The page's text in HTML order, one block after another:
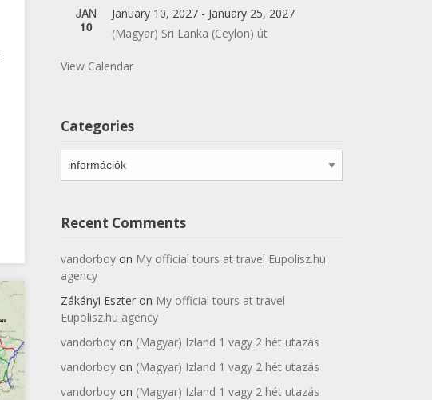
JAN
10
January 10, 2027- January 25, 2027
(Magyar) Sri Lanka (Ceylon) út
View Calendar
Categories
Recent Comments
vandorboyon My official tours at travel Eupolisz.hu
agency
Zákányi Eszteron My official tours at travel
Eupolisz.hu agency
vandorboyon (Magyar) Izland 1 vagy 2 hét utazás
vandorboyon (Magyar) Izland 1 vagy 2 hét utazás
vandorboyon (Magyar) Izland 1 vagy 2 hét utazás